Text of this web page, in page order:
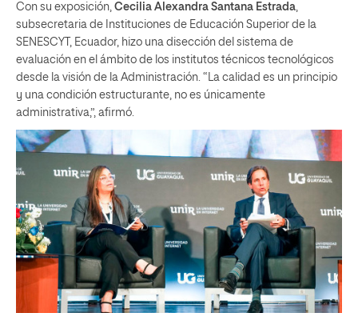
Con su exposición, Cecilia Alexandra Santana Estrada
subsecretaria de Instituciones de Educación Superior de la
SENESCYT, Ecuador, hizo una disección del sistema de
evaluación en el ámbito de los institutos técnicos tecnológicos
desde la visión de la Administración. “La calidad es un principio
y una condición estructurante, no es únicamente
administrativa,”, afirmó.